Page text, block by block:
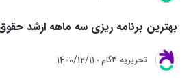
بهترین برنامه ریزی سه ماهه ارشد
تحريريه 3گام 1400/12/11